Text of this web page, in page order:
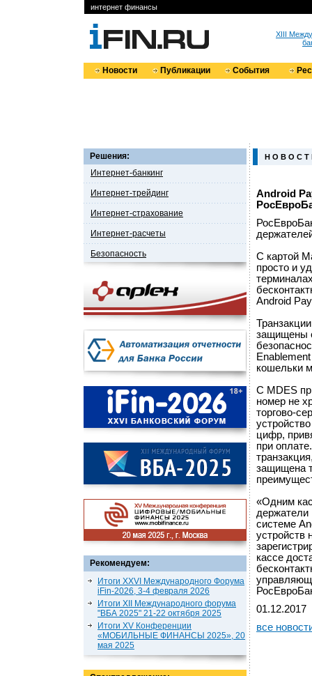
интернет финансы
XIII
Новости Публикации События
Решения:
Интернет-банкинг
Интернет-трейдинг
Интернет-страхование
Интернет-расчеты
Безопасность
Рекомендуем:
Итоги XXVI Международного Форума
iFin-2026, 3-4 февраля 2026
Итоги XII Международного форума
"ВБА 2025" 21-22 октября 2025
Итоги XV Конференции
«МОБИЛЬНЫЕ ФИНАНСЫ 2025», 20
мая 2025
Н О В О С Т
Android
С картой
просто и
Android
защищены
кошельки
С MDES
номер не
торгово-
цифр,
при
защищена
«Одним
держатели
системе
устройств
кассе
01.12.2017
все